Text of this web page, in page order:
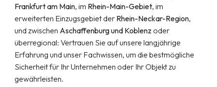
Frankfurt am Main, im Rhein-Main-Gebiet, im
erweiterten Einzugsgebiet der Rhein-Neckar-Region,
und zwischen Aschaffenburg und Koblenz oder
überregional: Vertrauen Sie auf unsere langjährige
Erfahrung und unser Fachwissen, um die bestmögliche
Sicherheit für Ihr Unternehmen oder Ihr Objekt zu
gewährleisten.